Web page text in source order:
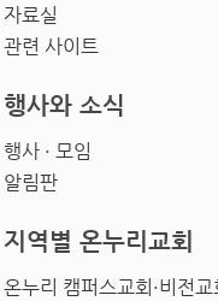
자료실
관련 사이트
행사와 소식
행사 · 모임
알림판
지역별 온누리교회
온누리 캠퍼스교회·비전교